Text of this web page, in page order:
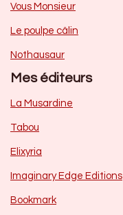
Vous Monsieur
Le poulpe câlin
Nothausaur
Mes éditeurs
La Musardine
Tabou
Elixyria
Imaginary Edge Editions
Bookmark